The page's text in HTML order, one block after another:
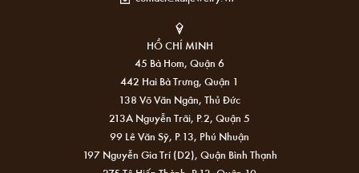
HỒ CHÍ MINH
45 Bà Hom, Quận 6
442 Hai Bà Trưng, Quận 1
138 Võ Văn Ngân, Thủ Đức
213A Nguyễn Trãi, P.2, Quận 5
99 Lê Văn Sỹ, P.13, Phú Nhuận
197 Nguyễn Gia Trí (D2), Quận Bình Thạnh